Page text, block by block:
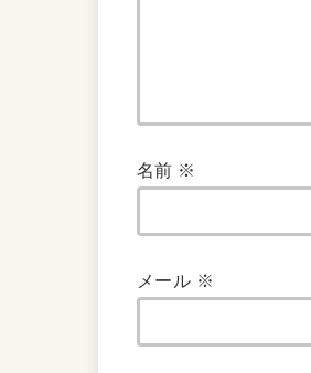
名前 ※
メール ※